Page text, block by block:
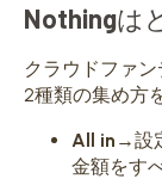
Nothingは
クラウドファ
2種類の集め方
All in →設
金額をす